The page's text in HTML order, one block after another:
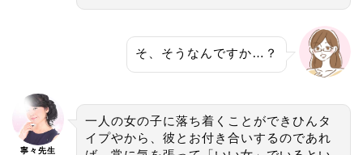
そ、そうなんですか…？
寧々先生
一人の女の子に落ち着くことができひんタ
イプやから、彼とお付き合いするのであれ